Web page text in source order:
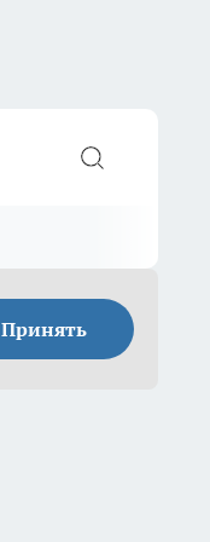
Принять